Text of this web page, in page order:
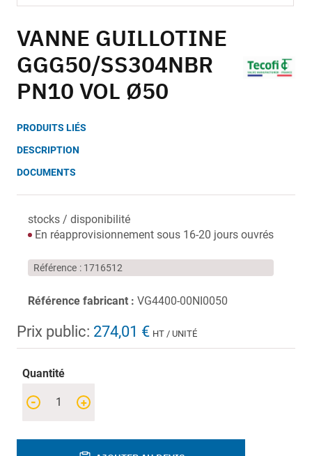
to
the
beginning
of
the
gallery
VANNE GUILLOTINE
GGG50/SS304NBR
PN10 VOL Ø50
PRODUITS LIÉS
DESCRIPTION
DOCUMENTS
stocks / disponibilité
En réapprovisionnement sous 16-20 jours ouvrés
Référence 1716512
Référence fabricant : VG4400-00NI0050
Prix public: 274,01 € HT / UNITÉ
Quantité
+
-